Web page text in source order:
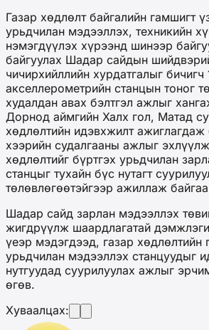
Газар хөдлөлт байгалийн гамшигт
урьдчилан мэдээллэх, техникийн
нэмэгдүүлэх хүрээнд шинээр
байгуулах Шадар сайдын
чичирхийллийн хурдатгалыг бичигч
акселлерометрийн станцын тоног
худалдан авах бэлтгэл ажлыг
Дорнод аймгийн Халх гол, Матад
хөдлөлтийн идэвхжилт ажиглагдаж
хээрийн судалгааны ажлыг
хөдлөлтийг бүртгэх урьдчилан
станцыг тухайн бүс нутагт
төлөвлөгөөтэйгээр ажиллаж
Шадар сайд зарлан мэдээллэх
жигдрүүлж шаардлагатай
үеэр мэдэгдээд, газар хөдлөлтийн
урьдчилан мэдээллэх станцуудыг
нутгуудад суурилуулах ажлыг
өгөв.
Хуваалцах: